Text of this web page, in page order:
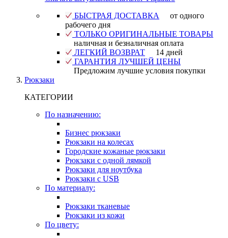
БЫСТРАЯ ДОСТАВКА
от одного
рабочего дня
ТОЛЬКО ОРИГИНАЛЬНЫЕ ТОВАРЫ
наличная и безналичная оплата
ЛЕГКИЙ ВОЗВРАТ
14 дней
ГАРАНТИЯ ЛУЧШЕЙ ЦЕНЫ
Предложим лучшие условия покупки
Рюкзаки
КАТЕГОРИИ
По назначению:
Бизнес рюкзаки
Рюкзаки на колесах
Городские кожаные рюкзаки
Рюкзаки с одной лямкой
Рюкзаки для ноутбука
Рюкзаки с USB
По материалу:
Рюкзаки тканевые
Рюкзаки из кожи
По цвету: